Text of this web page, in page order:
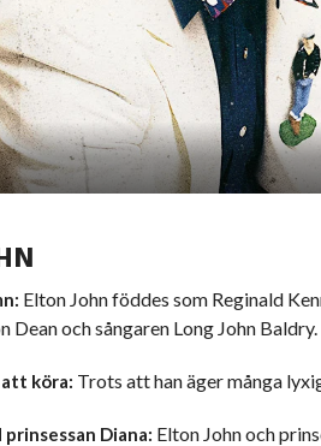
Elton John föddes som Reginald
Dean och sångaren Long John Baldry.
köra: Trots att han äger många
Diana: Elton John och